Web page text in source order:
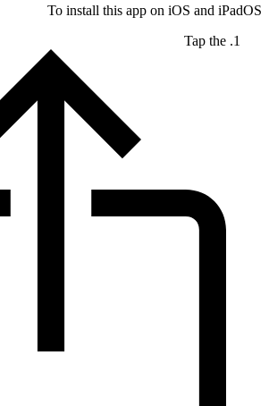
To install this app on iOS and iPadOS
Tap the